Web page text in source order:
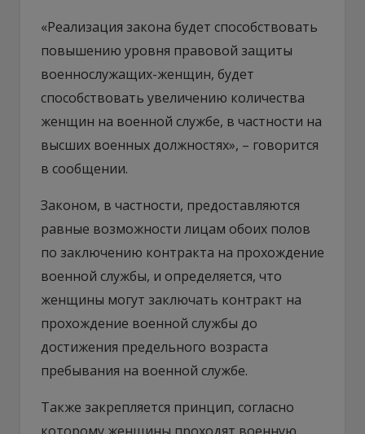
«Реализация закона будет способствовать
повышению уровня правовой защиты
военнослужащих-женщин, будет
способствовать увеличению количества
женщин на военной службе, в частности на
высших военных должностях», – говорится
в сообщении.
Законом, в частности, предоставляются
равные возможности лицам обоих полов
по заключению контракта на прохождение
военной службы, и определяется, что
женщины могут заключать контракт на
прохождение военной службы до
достижения предельного возраста
пребывания на военной службе.
Также закрепляется принцип, согласно
которому женщины проходят военную